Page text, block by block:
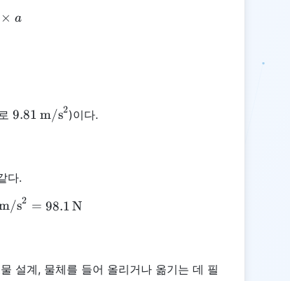
m \times a
× a
9.81 \,
9.81 m/s2)이다.
다.
= 10 \, \text{kg} \times 9.81 \, \text{m/s}^2
s2 = 98.1 N
설계, 물체를 들어 올리거나 옮기는 데 필